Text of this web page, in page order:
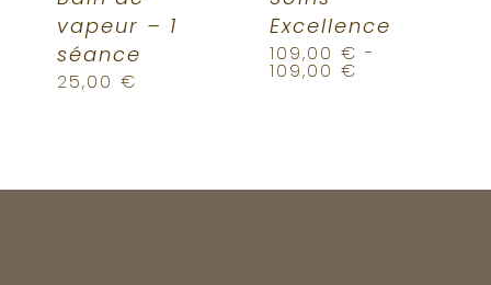
vapeur – 1
séance
25,00 €
Excellence
109,00€ -
109,00€